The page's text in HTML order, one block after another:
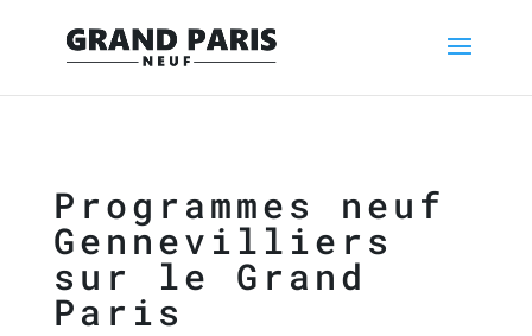
Programmes neuf
Gennevilliers
sur le Grand
Paris